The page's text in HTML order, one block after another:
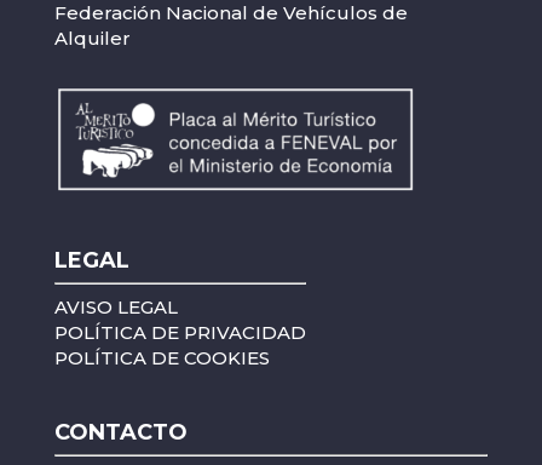
Federación Nacional de Vehículos de
Alquiler
LEGAL
AVISO LEGAL
POLÍTICA DE PRIVACIDAD
POLÍTICA DE COOKIES
CONTACTO